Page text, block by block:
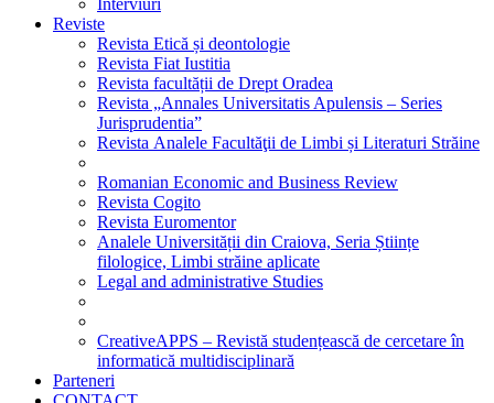
Interviuri
Reviste
Revista Etică și deontologie
Revista Fiat Iustitia
Revista facultății de Drept Oradea
Revista „Annales Universitatis Apulensis – Series
Jurisprudentia”
Revista Analele Facultăţii de Limbi și Literaturi Străine
Romanian Economic and Business Review
Revista Cogito
Revista Euromentor
Analele Universității din Craiova, Seria Științe
filologice, Limbi străine aplicate
Legal and administrative Studies
CreativeAPPS – Revistă studențească de cercetare în
informatică multidisciplinară
Parteneri